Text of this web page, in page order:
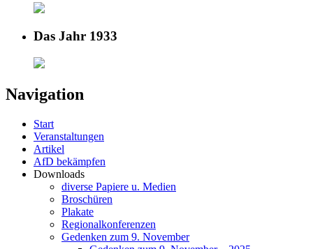
Das Jahr 1933
Navigation
Start
Veranstaltungen
Artikel
AfD bekämpfen
Downloads
diverse Papiere u. Medien
Broschüren
Plakate
Regionalkonferenzen
Gedenken zum 9. November